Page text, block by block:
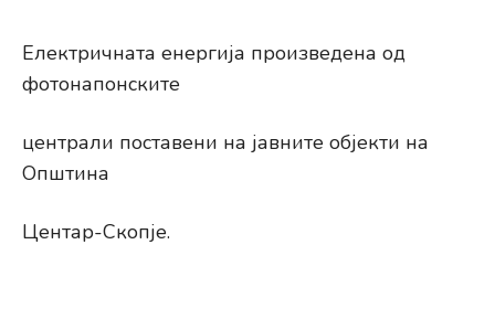
Електричната енергија произведена од
фотонапонските
централи поставени на јавните објекти на
Општина
Центар-Скопје.